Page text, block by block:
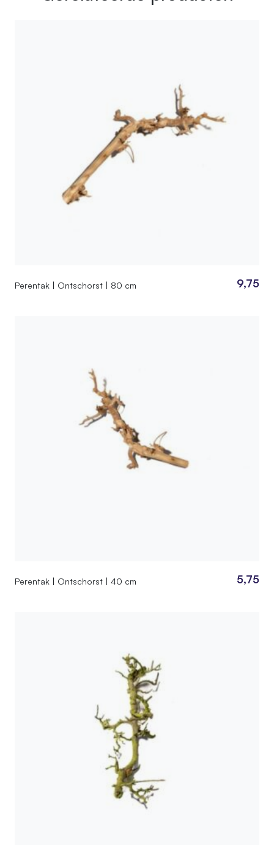
Perentak | Ontschorst | 80 cm 9,75
Perentak | Ontschorst | 40 cm 5,75